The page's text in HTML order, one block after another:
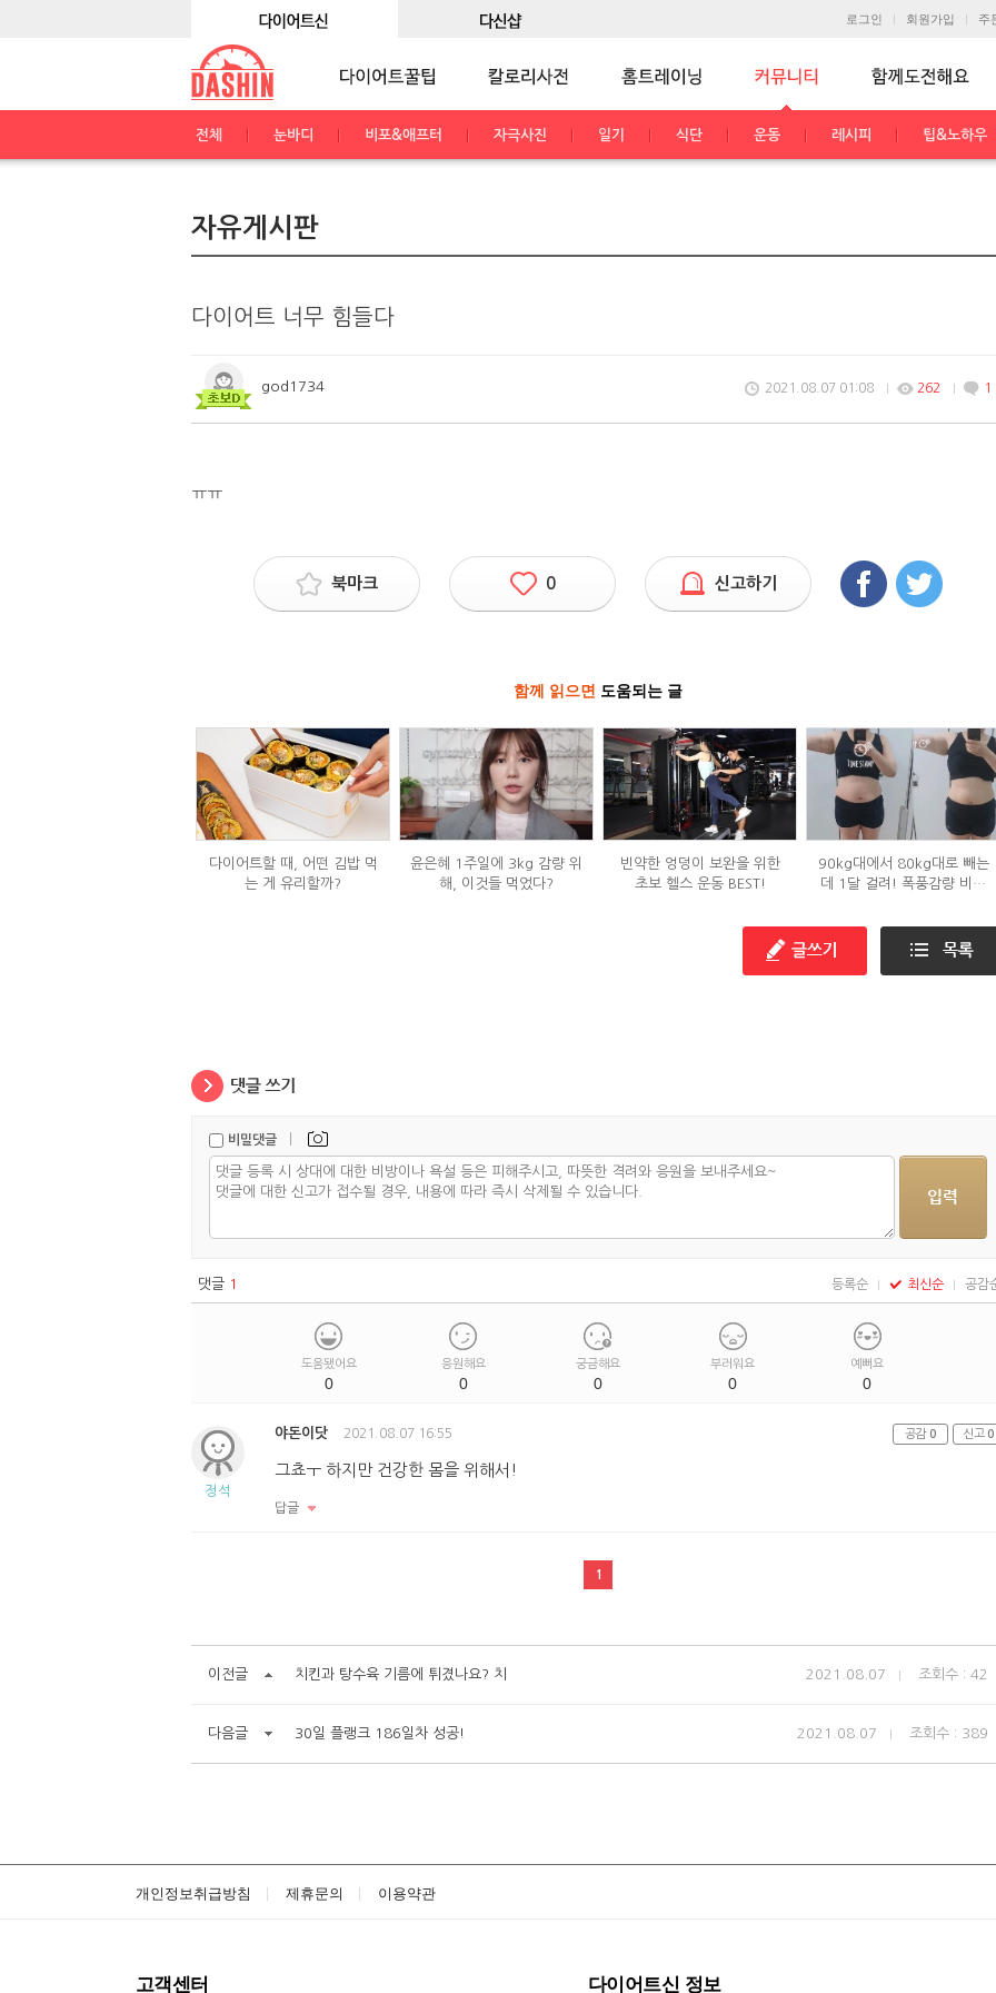
로그인 회원가입 주
전체 눈바디 비포&애프터 자극사진 일기 식단 운동 레시피 팁&노하우
자유게시판
다이어트 너무 힘들다
god1734 2021.08.07 01:08 262 1
ㅠㅠ
북마크 0 신고하기
함께 읽으면 도움되는 글
다이어트할 때, 어떤 김밥 먹
는 게 유리할까?
윤은혜 1주일에 3kg 감량 위
해, 이것들 먹었다?
빈약한 엉덩이 보완을 위한
초보 헬스 운동 BEST!
90kg대에서 80kg대로 빼는
데 1달 걸려! 폭풍감량 비결
비밀댓글 |
댓글 1 등록순 최신순 공감
도움됐어요
0
응원해요
0
궁금해요
0
부러워요
0
예뻐요
0
정석
야돈이닷 2021.08.07 16:55
그쵸ㅜ 하지만 건강한 몸을 위해서!
답글
공감 0 신고 0
1
이전글 치킨과 탕수육 기름에 튀겼나요? 치 2021.08.07 조회수 : 42
다음글 30일 플랭크 186일차 성공! 2021.08.07 조회수 : 389
개인정보취급방침 제휴문의 이용약관
고객센터 다이어트신 정보